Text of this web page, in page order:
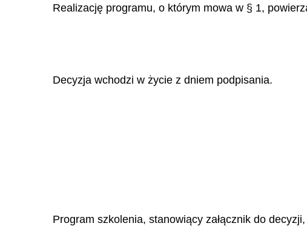
Realizację programu, o którym mowa w § 1,
Decyzja wchodzi w życie z dniem podpisania.
Program szkolenia, stanowiący załącznik do